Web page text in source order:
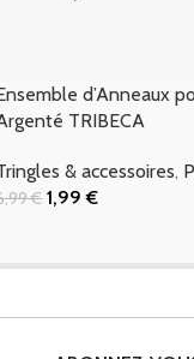
d’Anneaux
TRIBECA
& accessoires,
€ 1,99€